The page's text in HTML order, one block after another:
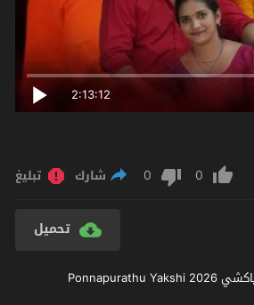
2:13:12
0
0 شارك تبليغ
تحميل
مشاهدة فيلم Ponnapurathu Yakshi 2026 مترجم عربي اون لاين مشاهدة وتحميل مباشر بونابوراثو ياكشي Ponnapurathu Yakshi 2026